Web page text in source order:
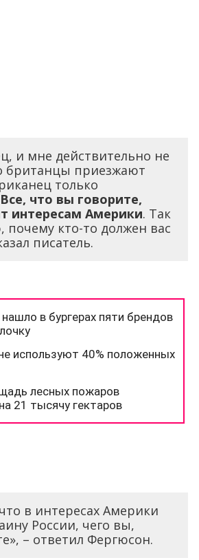
и мне действительно не
британцы приезжают
только
Все, что вы говорите,
интересам Америки. Так
почему кто-то должен вас
писатель.
в интересах Америки
России, чего вы,
– ответил Фергюсон.